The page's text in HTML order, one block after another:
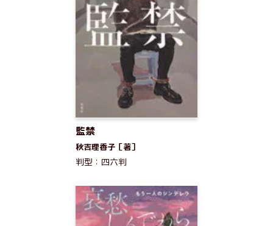
監禁
秋吉理香子［著］
判型：四六判